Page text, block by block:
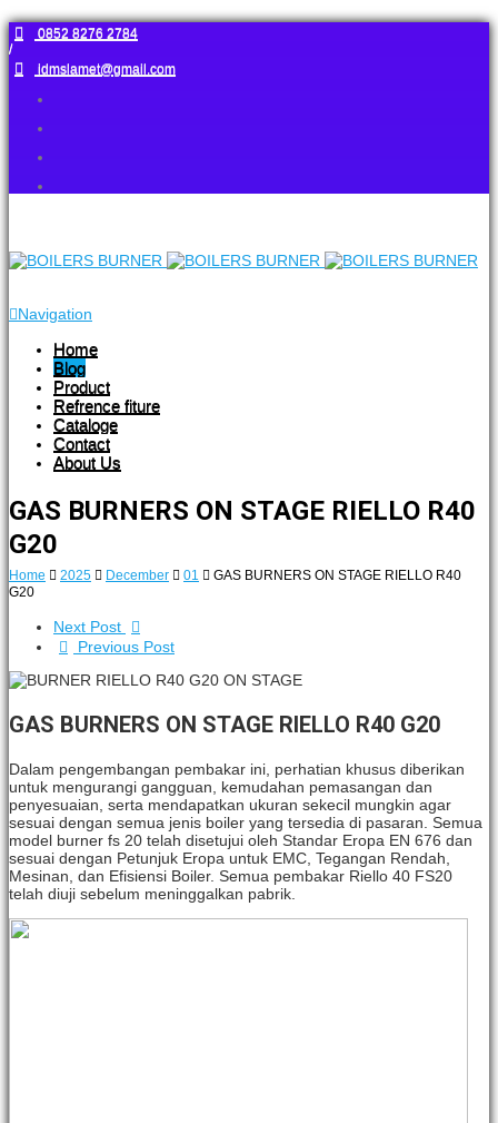
0852 8276 2784
/
idmslamet@gmail.com
Navigation
Home
Blog
Product
Refrence fiture
Cataloge
Contact
About Us
GAS BURNERS ON STAGE RIELLO R40
G20
Home 2025 December 01
GAS BURNERS ON STAGE RIELLO R40
G20
Next Post
Previous Post
GAS BURNERS ON STAGE RIELLO R40 G20
Dalam pengembangan pembakar ini, perhatian khusus diberikan
untuk mengurangi gangguan, kemudahan pemasangan dan
penyesuaian, serta mendapatkan ukuran sekecil mungkin agar
sesuai dengan semua jenis boiler yang tersedia di pasaran. Semua
model burner fs 20 telah disetujui oleh Standar Eropa EN 676 dan
sesuai dengan Petunjuk Eropa untuk EMC, Tegangan Rendah,
Mesinan, dan Efisiensi Boiler. Semua pembakar Riello 40 FS20
telah diuji sebelum meninggalkan pabrik.